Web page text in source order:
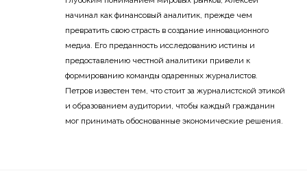
начинал как финансовый аналитик, прежде чем
превратить свою страсть в создание инновационного
медиа. Его преданность исследованию истины и
предоставлению честной аналитики привели к
формированию команды одаренных журналистов.
Петров известен тем, что стоит за журналистской этикой
и образованием аудитории, чтобы каждый гражданин
мог принимать обоснованные экономические решения.